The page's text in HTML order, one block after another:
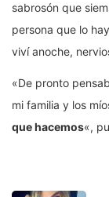
sabrosón que
persona que lo
viví anoche,
«De pronto
mi familia y los
que hacemos«,